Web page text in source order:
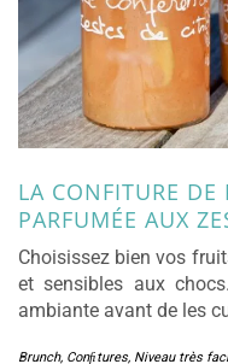
LA CONFITURE DE
PARFUMÉE AUX
Choisissez bien vos
et sensibles aux
ambiante avant de les
Brunch, Conﬁtures, Niveau très